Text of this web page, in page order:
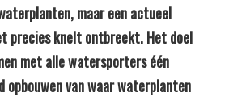
maar een actueel
precies knelt ontbreekt. Het doel
met alle watersporters één
opbouwen van waar waterplanten